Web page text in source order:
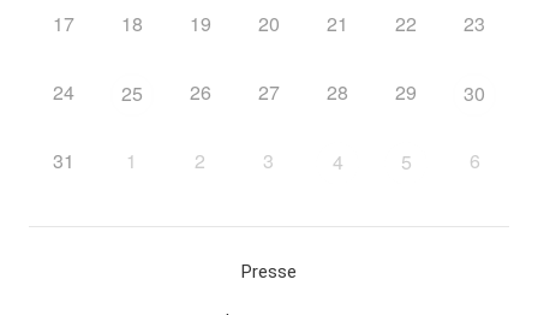
17 18 19 20 21 22 23
24 25 26 27 28 29 30
31 1 2 3 4 5 6
Presse